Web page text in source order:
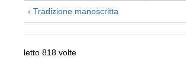
‹ Tradizione manoscritta
letto 818 volte